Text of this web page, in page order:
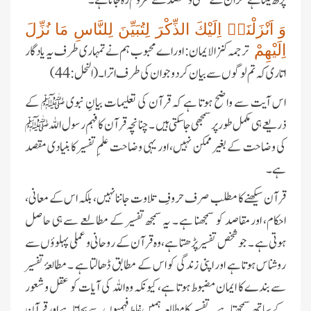
وَ اَنْزَلْنَاۤ اِلَیْكَ الذِّكْرَ لِتُبَیِّنَ لِلنَّاسِ مَا نُزِّلَ
اِلَیْهِمْ ترجمہ کنز الایمان: اور اے محبوب ہم نے تمہاری طرف یہ یادگار
اتاری کہ تم لوگوں سے بیان کردو جو ان کی طرف اترا ۔ (النحل:44)
اس آیت سے واضح ہوتا ہے کہ قرآن کی تعلیمات بیانِ نبوی ﷺ کے
ذریعے ہی مکمل طور پر سمجھی جا سکتی ہیں ۔ چنانچہ قرآن کا فہم رسول اللہ ﷺ
کی وضاحت کے بغیر ممکن نہیں، اور یہی وضاحت علمِ تفسیر کا بنیادی مقصد
ہے ۔
قرآن سیکھنے کا مطلب صرف حروفِ تلاوت جاننا نہیں، بلکہ اس کے معانی،
احکام، اور مقاصد کو سمجھنا ہے ۔ یہ سمجھ تفسیر کے مطالعے سے ہی حاصل
ہوتی ہے ۔ جو شخص تفسیر پڑھتا ہے، وہ قرآن کے روحانی و عملی پہلوؤں سے
روشناس ہوتا ہے اور اپنی زندگی کو اس کے مطابق ڈھالتا ہے ۔ مطالعۂ تفسیر
سے بندے کا ایمان مضبوط ہوتا ہے، کیونکہ وہ اللہ کی آیات کو عقل و شعور
عمر اختر (درجہ خامسہ مرکزی جامعۃ